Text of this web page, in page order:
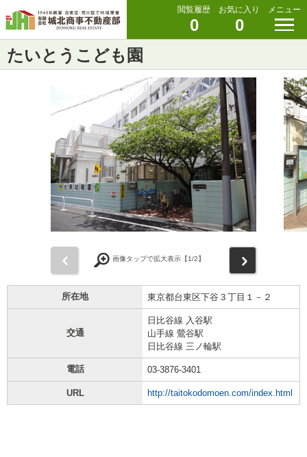
閲覧履歴
0
お気に入り
0
メニュー
たいとうこども園
画像タップで拡大表示【1/2】
所在地 東京都台東区下谷３丁目１－２
交通
日比谷線 入谷駅
山手線 鶯谷駅
日比谷線 三ノ輪駅
電話 03-3876-3401
URL http://taitokodomoen.com/index.html